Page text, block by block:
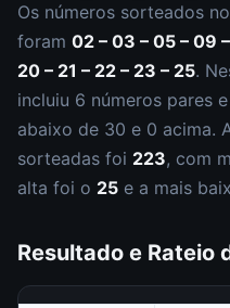
Os números sorteados
foram 02 – 03 – 05 – 09 –
20 – 21 – 22 – 23 – 25.
incluiu 6 números pares e
abaixo de 30 e 0 acima.
sorteadas foi 223, com
alta foi o 25 e a mais
Resultado e Rateio